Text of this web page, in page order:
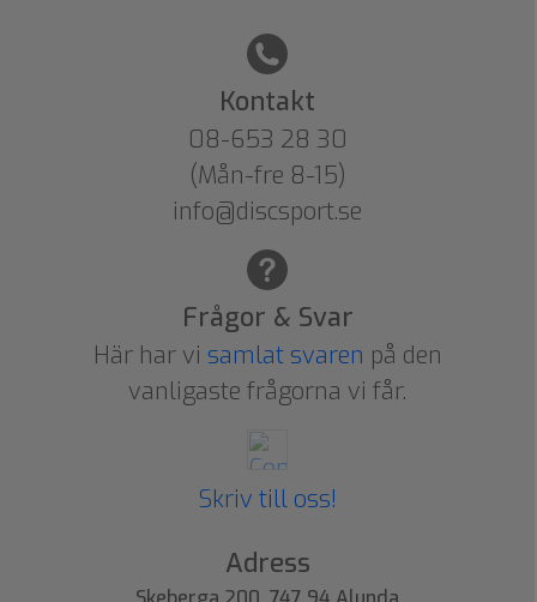
Kontakt
08-653 28 30
(Mån-fre 8-15)
info@discsport.se
Frågor & Svar
Här har vi samlat svaren på den
vanligaste frågorna vi får.
Skriv till oss!
Adress